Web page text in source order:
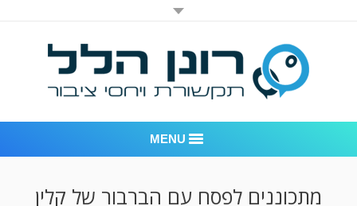
MENU
מתכוננים לפסח עם הברבור של קלין